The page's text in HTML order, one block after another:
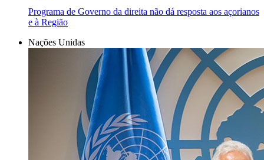
Programa de Governo da direita não dá resposta aos açorianos
e à Região
Nações Unidas